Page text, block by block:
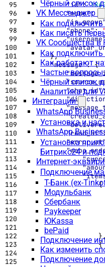
Чёрный список
VK Мессенджер
Как подключить
Как писать
VK Сообщества в
Как подключить
Как работают
Частые
Чёрный список
Аналитика для
Интеграции
WhatsApp
Установка и
WhatsApp
Установка
Битрикс24 и
Интернет-
Подключение
Т-Банк (ex-
Модульбанк
Сбербанк
Paykeeper
ЮKassa
bePaid
Подключение
Как изменить
Подключение
"id":
"name":
"phone":
},
"message": {
"chat_id"
"read_at"
{
},
{